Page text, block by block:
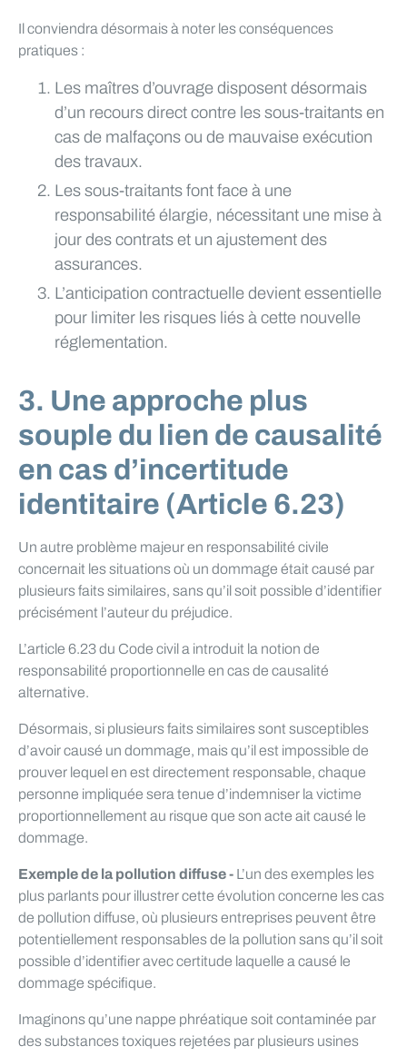
Il conviendra désormais à noter les conséquences
pratiques :
Les maîtres d’ouvrage disposent désormais
d’un recours direct contre les sous-traitants en
cas de malfaçons ou de mauvaise exécution
des travaux.
Les sous-traitants font face à une
responsabilité élargie, nécessitant une mise à
jour des contrats et un ajustement des
assurances.
L’anticipation contractuelle devient essentielle
pour limiter les risques liés à cette nouvelle
réglementation.
3. Une approche plus
souple du lien de causalité
en cas d’incertitude
identitaire (Article 6.23)
Un autre problème majeur en responsabilité civile
concernait les situations où un dommage était causé par
plusieurs faits similaires, sans qu’il soit possible d’identifier
précisément l’auteur du préjudice.
L’article 6.23 du Code civil a introduit la notion de
responsabilité proportionnelle en cas de causalité
alternative.
Désormais, si plusieurs faits similaires sont susceptibles
d’avoir causé un dommage, mais qu’il est impossible de
prouver lequel en est directement responsable, chaque
personne impliquée sera tenue d’indemniser la victime
proportionnellement au risque que son acte ait causé le
dommage.
Exemple de la pollution diffuse - L’un des exemples les
plus parlants pour illustrer cette évolution concerne les cas
de pollution diffuse, où plusieurs entreprises peuvent être
potentiellement responsables de la pollution sans qu’il soit
possible d’identifier avec certitude laquelle a causé le
dommage spécifique.
Imaginons qu’une nappe phréatique soit contaminée par
des substances toxiques rejetées par plusieurs usines